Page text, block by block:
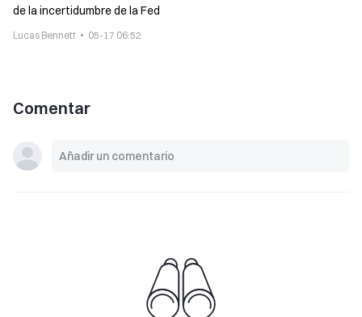
de la incertidumbre de la Fed
Lucas Bennett 05-17 06:52
Comentar